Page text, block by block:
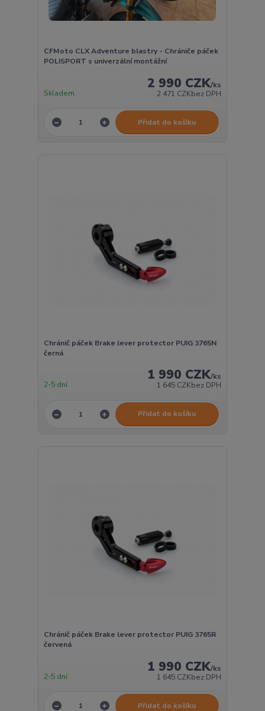
CFMoto CLX Adventure blastry - Chrániče páček
POLISPORT s univerzální montážní
2 990 CZK/ks
2 471 CZKbez DPH
Skladem
Přidat do košíku
Chránič páček Brake lever protector PUIG 3765N
černá
1 990 CZK/ks
1 645 CZKbez DPH
2-5 dní
Přidat do košíku
Chránič páček Brake lever protector PUIG 3765R
červená
1 990 CZK/ks
1 645 CZKbez DPH
2-5 dní
Přidat do košíku